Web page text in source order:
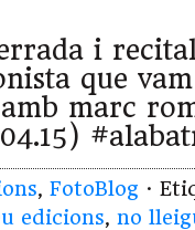
i
que
marc
, FotoBlog ·
edicions, no